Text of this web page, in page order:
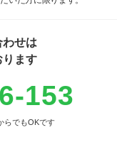
せは
ります
153
らでもOKです